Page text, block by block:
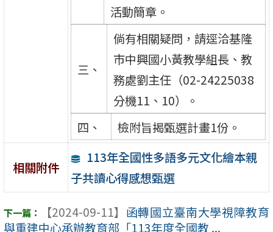
活動簡章。
三、
倘有相關疑問，請逕洽基隆
市中興國小黃教學組長、教
務處劉主任（02-24225038
分機11、10）。
四、
檢附旨揭甄選計畫1份。
相關附件
113年全國性多語多元文化繪本親
子共讀心得感想甄選
【2024-09-11】 函轉國立臺南大學視障教育
與重建中心承辦教育部「113年度全國教 ...